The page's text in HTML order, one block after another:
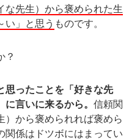
な先生）から褒められた生
い」と思う ものです。
？
思ったことを「好きな先
言いに来るから。 信頼関
）から褒められれば褒めら
関係はドツボにはまってい